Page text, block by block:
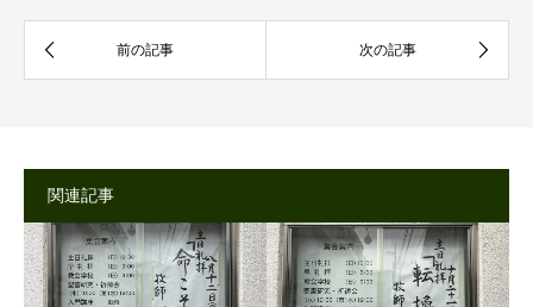
関連記事